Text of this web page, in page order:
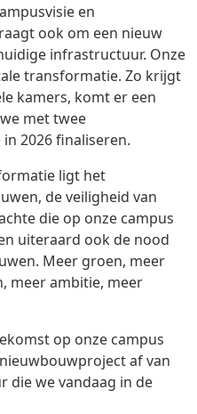
en
ook om een nieuw
infrastructuur. Onze
transformatie. Zo krijgt
kamers, komt er een
met twee
2026 finaliseren.
ligt het
de veiligheid van
die op onze campus
uiteraard ook de nood
Meer groen, meer
meer ambitie, meer
op onze campus
af van
die we vandaag in de